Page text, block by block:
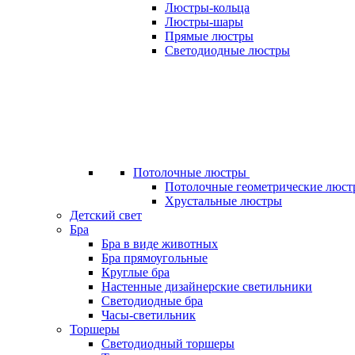
Люстры-кольца
Люстры-шары
Прямые люстры
Светодиодные люстры
Потолочные люстры
Потолочные геометрические
Хрустальные люстры
Детский свет
Бра
Бра в виде животных
Бра прямоугольные
Круглые бра
Настенные дизайнерские светильники
Светодиодные бра
Часы-светильник
Торшеры
Светодиодный торшеры